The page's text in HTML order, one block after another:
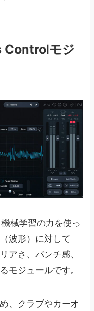
Controlモジ
械学習の力を使っ
波形）に対して
アさ、パンチ感、
モジュールです。
、クラブやカーオ